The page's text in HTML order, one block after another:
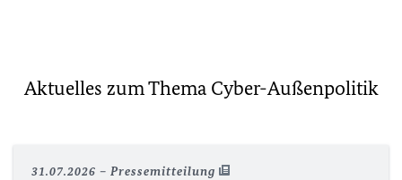
Aktuelles zum Thema Cyber-Außenpolitik
31.07.2026 Pressemitteilung